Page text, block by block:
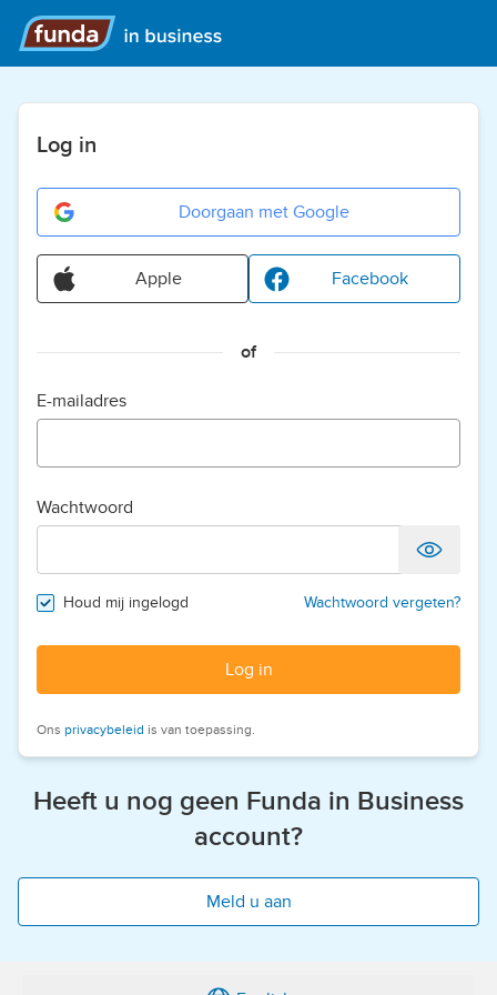
Log in
Doorgaan met Google
Apple Facebook
of
E-mailadres
Wachtwoord
Houd mij ingelogd Wachtwoord vergeten?
Log in
Ons privacybeleid is van toepassing.
Heeft u nog geen Funda in Business
account?
Meld u aan